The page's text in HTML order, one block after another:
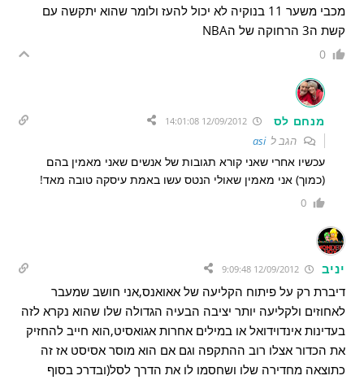
מכבי משער 11 בנוקיה לא יכול להעז ולומר שהוא יתקשה עם
קשת ה3 הרחוקה של הNBA
0
מנחם לס 12/09/2012 14:01:08
הגב לasi
עכשיו אחרי שאני קורא תגובות של אנשים שאני מאמין בהם
(כמוך) אני מאמין שאולי הנטס עשו באמת עיסקה טובה מאד!
0
יניב 12/09/2012 9:09:48
דיברת רק על פיתוח הקליעה של אאואנס,אני חושב שמעבר
לאחוזים ולקליעה יותר יציבה הבעיה הגדולה שלו שהוא נקרא לזה
בעדינות אינדוידואל או במילים אחרות אגואסיט,הוא חייב להחזיק
את הכדור אצלו רוב ההתקפה וגם אם הוא מוסר אסיסט אז זה
כתוצאה מחדירה שלו ושחסמו לו את הדרך לסל(ובדרכ בסוף